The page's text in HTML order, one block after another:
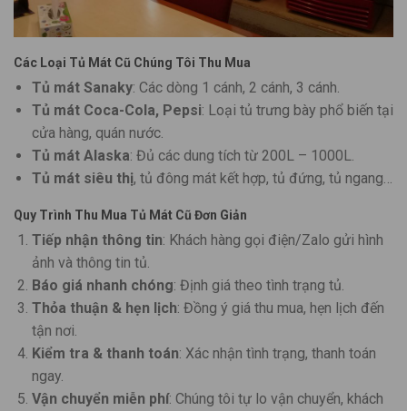
Các Loại Tủ Mát Cũ Chúng Tôi Thu Mua
Tủ mát Sanaky: Các dòng 1 cánh, 2 cánh, 3 cánh.
Tủ mát Coca-Cola, Pepsi: Loại tủ trưng bày phổ biến tại
cửa hàng, quán nước.
Tủ mát Alaska: Đủ các dung tích từ 200L – 1000L.
Tủ mát siêu thị, tủ đông mát kết hợp, tủ đứng, tủ ngang…
Quy Trình Thu Mua Tủ Mát Cũ Đơn Giản
Tiếp nhận thông tin: Khách hàng gọi điện/Zalo gửi hình
ảnh và thông tin tủ.
Báo giá nhanh chóng: Định giá theo tình trạng tủ.
Thỏa thuận & hẹn lịch: Đồng ý giá thu mua, hẹn lịch đến
tận nơi.
Kiểm tra & thanh toán: Xác nhận tình trạng, thanh toán
ngay.
Vận chuyển miễn phí: Chúng tôi tự lo vận chuyển, khách